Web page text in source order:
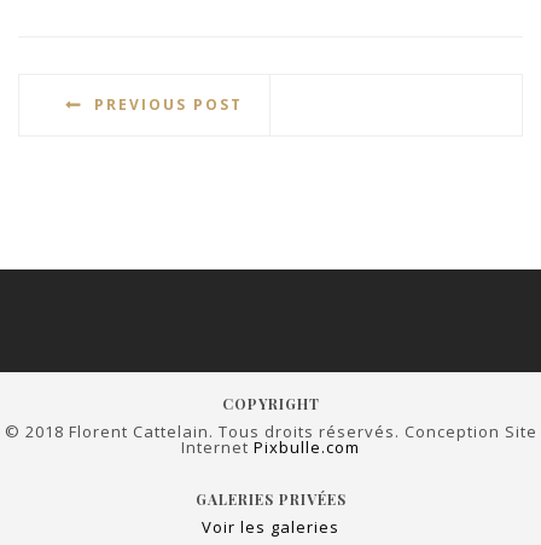
PREVIOUS POST
COPYRIGHT
© 2018 Florent Cattelain. Tous droits réservés. Conception Site
Internet Pixbulle.com
GALERIES PRIVÉES
Voir les galeries